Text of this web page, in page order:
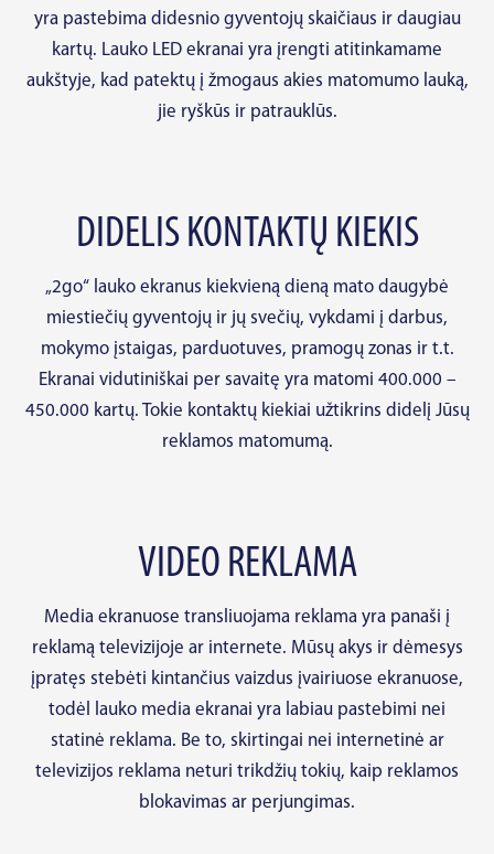
yra pastebima didesnio gyventojų skaičiaus ir daugiau
kartų. Lauko LED ekranai yra įrengti atitinkamame
aukštyje, kad patektų į žmogaus akies matomumo lauką,
jie ryškūs ir patrauklūs.
DIDELIS KONTAKTŲ KIEKIS
„2go“ lauko ekranus kiekvieną dieną mato daugybė
miestiečių gyventojų ir jų svečių, vykdami į darbus,
mokymo įstaigas, parduotuves, pramogų zonas ir t.t.
Ekranai vidutiniškai per savaitę yra matomi 400.000 –
450.000 kartų. Tokie kontaktų kiekiai užtikrins didelį Jūsų
reklamos matomumą.
VIDEO REKLAMA
Media ekranuose transliuojama reklama yra panaši į
reklamą televizijoje ar internete. Mūsų akys ir dėmesys
įpratęs stebėti kintančius vaizdus įvairiuose ekranuose,
todėl lauko media ekranai yra labiau pastebimi nei
statinė reklama. Be to, skirtingai nei internetinė ar
televizijos reklama neturi trikdžių tokių, kaip reklamos
blokavimas ar perjungimas.